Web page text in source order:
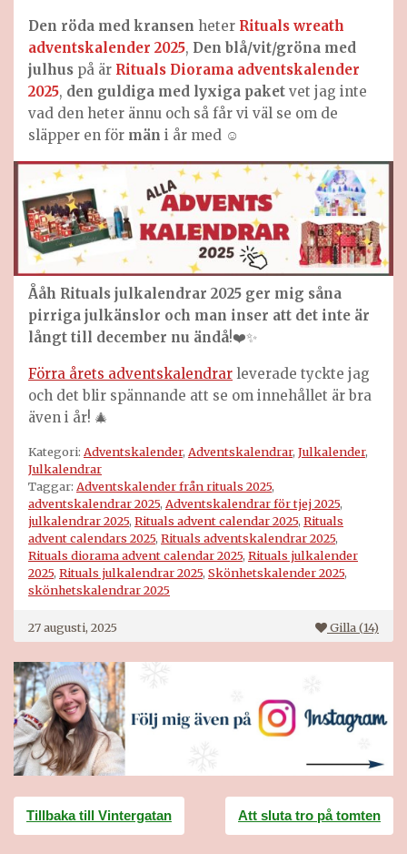
Den röda med kransen heter Rituals wreath
adventskalender 2025, Den blå/vit/gröna med
julhus på är Rituals Diorama adventskalender
2025, den guldiga med lyxiga paket vet jag inte
vad den heter ännu och så får vi väl se om de
släpper en för män i år med ☺️
Ååh Rituals julkalendrar 2025 ger mig såna
pirriga julkänslor och man inser att det inte är
långt till december nu ändå!❤️✨
Förra årets adventskalendrar leverade tyckte jag
och det blir spännande att se om innehållet är bra
även i år! 🎄
Kategori: Adventskalender, Adventskalendrar, Julkalender,
Julkalendrar
Taggar: Adventskalender från rituals 2025,
adventskalendrar 2025, Adventskalendrar för tjej 2025,
julkalendrar 2025, Rituals advent calendar 2025, Rituals
advent calendars 2025, Rituals adventskalendrar 2025,
Rituals diorama advent calendar 2025, Rituals julkalender
2025, Rituals julkalendrar 2025, Skönhetskalender 2025,
skönhetskalendrar 2025
27 augusti, 2025 Gilla (14)
Inläggsnavigering
Tillbaka till Vintergatan Att sluta tro på tomten